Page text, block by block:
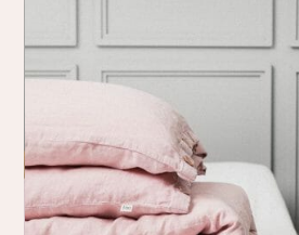
Dovanų idėjos